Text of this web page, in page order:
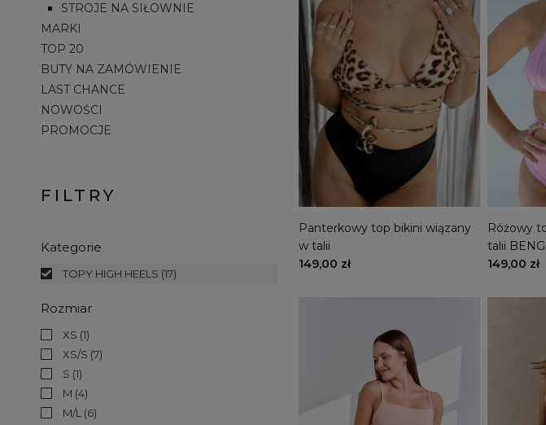
STROJE NA SIŁOWNIE
MARKI
TOP 20
BUTY NA ZAMÓWIENIE
LAST CHANCE
NOWOŚCI
PROMOCJE
FILTRY
Kategorie
TOPY HIGH HEELS (17)
Rozmiar
XS (1)
XS/S (7)
S (1)
M (4)
M/L (6)
Panterkowy top bikini wiązany
w talii
149,00 zł
Różowy
talii BENG
149,00 zł